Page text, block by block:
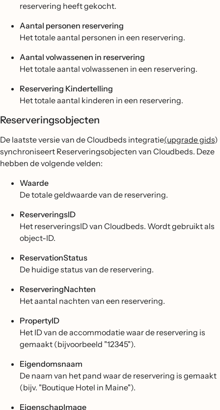
reservering heeft gekocht.
Aantal personen reservering
Het totale aantal personen in een reservering.
Aantal volwassenen in reservering
Het totale aantal volwassenen in een reservering.
Reservering Kindertelling
Het totale aantal kinderen in een reservering.
Reserveringsobjecten
De laatste versie van de Cloudbeds integratie(upgrade gids)
synchroniseert Reserveringsobjecten van Cloudbeds. Deze
hebben de volgende velden:
Waarde
De totale geldwaarde van de reservering.
ReserveringsID
Het reserveringsID van Cloudbeds. Wordt gebruikt als
object-ID.
ReservationStatus
De huidige status van de reservering.
ReserveringNachten
Het aantal nachten van een reservering.
PropertyID
Het ID van de accommodatie waar de reservering is
gemaakt (bijvoorbeeld "12345").
Eigendomsnaam
De naam van het pand waar de reservering is gemaakt
(bijv. "Boutique Hotel in Maine").
EigenschapImage